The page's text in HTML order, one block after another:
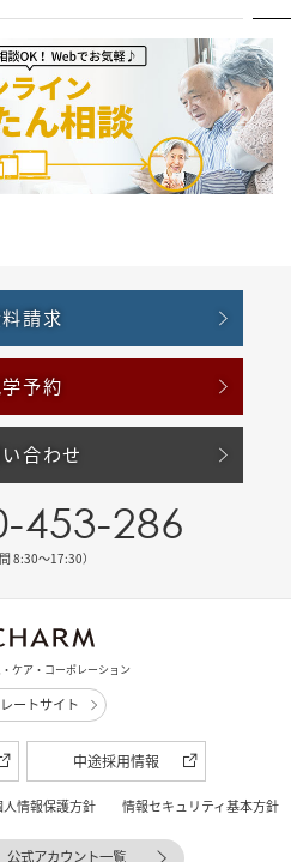
請求
予約
合わせ
453-286
8:30〜17:30）
ケア・コーポレーション
ートサイト
中途採用情報
人情報保護方針 情報セキュリティ基本方針
公式アカウント一覧